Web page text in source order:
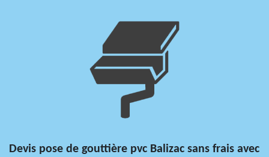
Devis pose de gouttière pvc Balizac sans frais avec